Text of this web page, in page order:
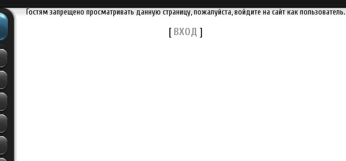
Гостям запрещено просматривать данную страницу, пожалуйста, войдите на сайт как пользователь.
[ВХОД ]